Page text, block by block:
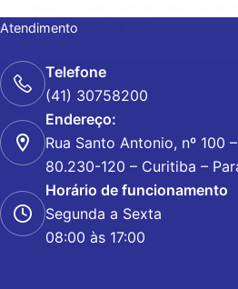
28 DE AGOSTO DE 2020
Atendimento
Telefone
(41) 30758200
Endereço:
Rua Santo Antonio, nº 100
80.230-120 – Curitiba –
Horário de funcionamento
Segunda a Sexta
08:00 às 17:00